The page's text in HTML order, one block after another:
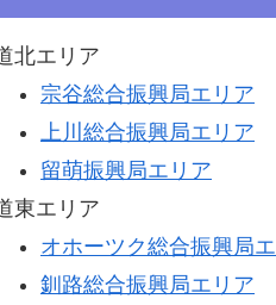
北エリア
宗谷総合振興局エリア
上川総合振興局エリア
留萌振興局エリア
東エリア
オホーツク総合振興局
釧路総合振興局エリア